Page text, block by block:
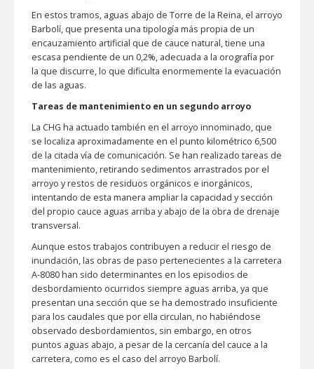
En estos tramos, aguas abajo de Torre de la Reina, el arroyo
Barbolí, que presenta una tipología más propia de un
encauzamiento artificial que de cauce natural, tiene una
escasa pendiente de un 0,2%, adecuada a la orografía por
la que discurre, lo que dificulta enormemente la evacuación
de las aguas.
Tareas de mantenimiento en un segundo arroyo
La CHG ha actuado también en el arroyo innominado, que
se localiza aproximadamente en el punto kilométrico 6,500
de la citada vía de comunicación. Se han realizado tareas de
mantenimiento, retirando sedimentos arrastrados por el
arroyo y restos de residuos orgánicos e inorgánicos,
intentando de esta manera ampliar la capacidad y sección
del propio cauce aguas arriba y abajo de la obra de drenaje
transversal.
Aunque estos trabajos contribuyen a reducir el riesgo de
inundación, las obras de paso pertenecientes a la carretera
A-8080 han sido determinantes en los episodios de
desbordamiento ocurridos siempre aguas arriba, ya que
presentan una sección que se ha demostrado insuficiente
para los caudales que por ella circulan, no habiéndose
observado desbordamientos, sin embargo, en otros
puntos aguas abajo, a pesar de la cercanía del cauce a la
carretera, como es el caso del arroyo Barbolí.